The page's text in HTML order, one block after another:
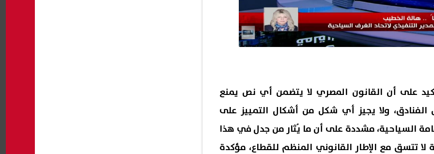
على أن القانون المصري لا يتضمن أي نص يمنع
الفنادق، ولا يجيز أي شكل من أشكال التمييز على
السياحية، مشددة على أن ما يُثار من جدل في هذا
لا تتسق مع الإطار القانوني المنظم للقطاع، مؤكدة